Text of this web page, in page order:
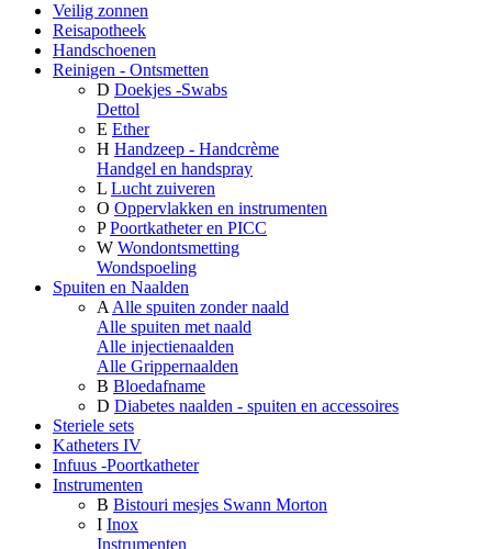
Veilig zonnen
Reisapotheek
Handschoenen
Reinigen - Ontsmetten
D Doekjes -Swabs
Dettol
E Ether
H Handzeep - Handcrème
Handgel en handspray
L Lucht zuiveren
O Oppervlakken en instrumenten
P Poortkatheter en PICC
W Wondontsmetting
Wondspoeling
Spuiten en Naalden
A Alle spuiten zonder naald
Alle spuiten met naald
Alle injectienaalden
Alle Grippernaalden
B Bloedafname
D Diabetes naalden - spuiten en accessoires
Steriele sets
Katheters IV
Infuus -Poortkatheter
Instrumenten
B Bistouri mesjes Swann Morton
I Inox
Instrumenten